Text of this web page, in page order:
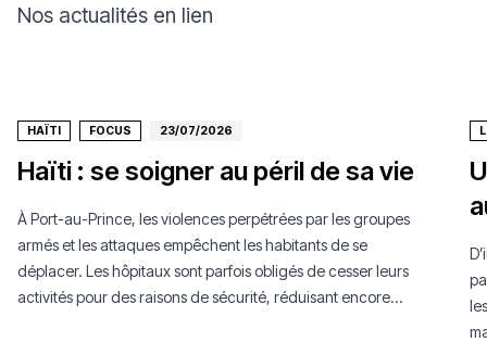
Nos actualités en lien
HAÏTI FOCUS 23/07/2026
Haïti : se soigner au péril de sa vie
À Port-au-Prince, les violences perpétrées par les groupes
armés et les attaques empêchent les habitants de se
déplacer. Les hôpitaux sont parfois obligés de cesser leurs
activités pour des raisons de sécurité, réduisant encore